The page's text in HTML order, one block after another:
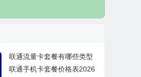
联通流量卡套餐有哪些类型
联通手机卡套餐价格表2026